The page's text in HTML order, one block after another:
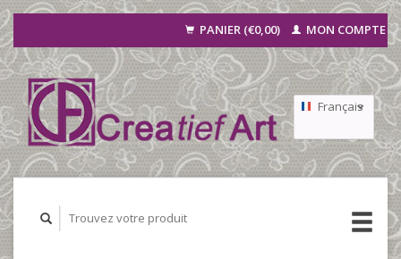
PANIER (€0,00) MON COMPTE
Français
Nederlands